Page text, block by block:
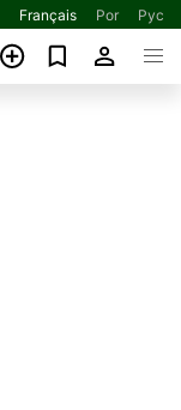
Français Por Рус